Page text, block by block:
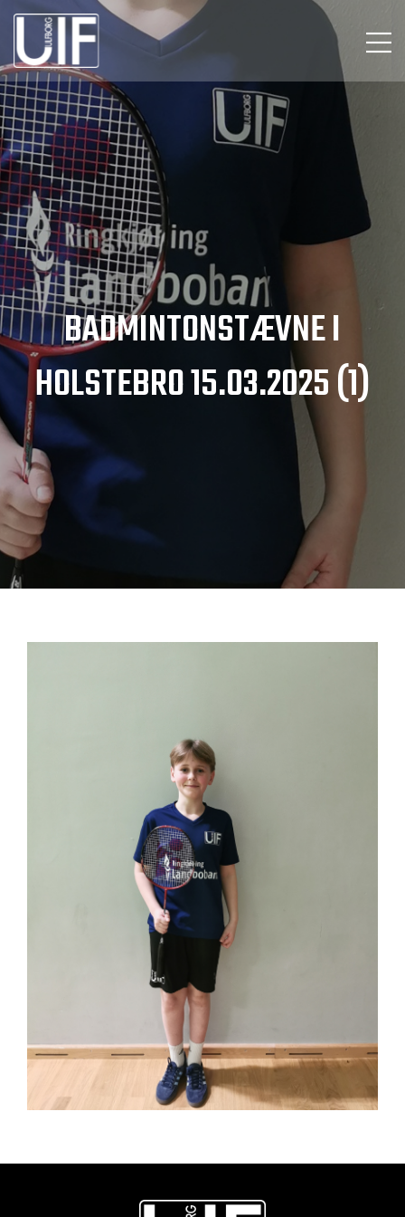
BADMINTONSTÆVNE I
HOLSTEBRO 15.03.2025 (1)